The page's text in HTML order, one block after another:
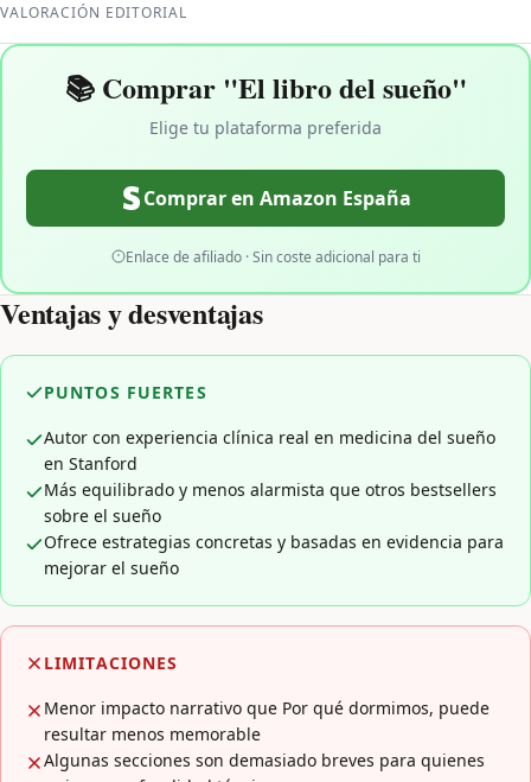
VALORACIÓN EDITORIAL
📚 Comprar "El libro del sueño"
Elige tu plataforma preferida
Comprar en Amazon España
Enlace de afiliado · Sin coste adicional para ti
Ventajas y desventajas
PUNTOS FUERTES
Autor con experiencia clínica real en medicina del sueño
en Stanford
Más equilibrado y menos alarmista que otros bestsellers
sobre el sueño
Ofrece estrategias concretas y basadas en evidencia para
mejorar el sueño
LIMITACIONES
Menor impacto narrativo que Por qué dormimos, puede
resultar menos memorable
Algunas secciones son demasiado breves para quienes